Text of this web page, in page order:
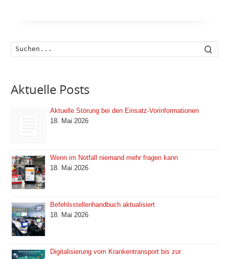
Aktuelle Posts
Aktuelle Störung bei den Einsatz-Vorinformationen
18. Mai 2026
Wenn im Notfall niemand mehr fragen kann
18. Mai 2026
Befehlsstellenhandbuch aktualisiert
18. Mai 2026
Digitalisierung vom Krankentransport bis zur